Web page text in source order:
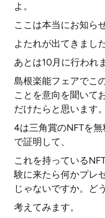
よ。
ここは本当にお知ら
よたれが出てきまし
あとは10月に行われ
島根楽能フェアでこ
ことを意向を聞いて
だけたらと思います。
4は三角賞のNFTを
で証明して、
これを持っている
験に来たら何かプレ
じゃないですか。ど
考えてみます。